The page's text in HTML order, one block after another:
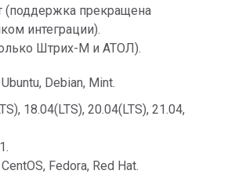
(поддержка прекращена
интеграции).
Штрих-М и АТОЛ).
Debian, Mint.
18.04(LTS), 20.04(LTS), 21.04,
Fedora, Red Hat.